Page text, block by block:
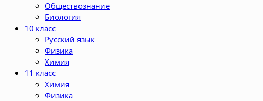
Обществознание
Биология
10 класс
Русский язык
Физика
Химия
11 класс
Химия
Физика